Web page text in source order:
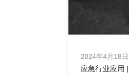
2024年4月18日
应急行业应用